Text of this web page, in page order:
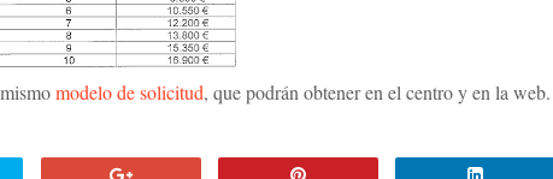
modelo de solicitud, que podrán obtener en el centro y en la web.